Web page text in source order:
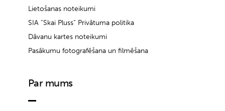
Lietošanas noteikumi
SIA “Skai Pluss” Privātuma politika
Dāvanu kartes noteikumi
Pasākumu fotografēšana un filmēšana
Par mums